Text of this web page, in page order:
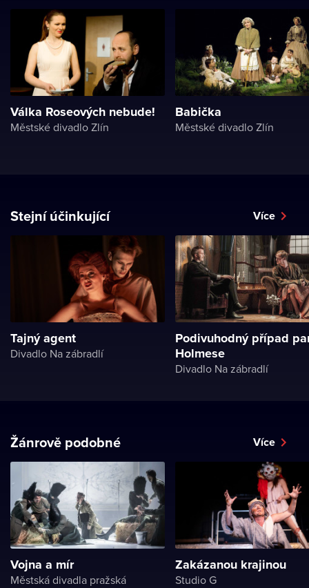
Válka Roseových nebude!
Městské divadlo Zlín
Babička
Městské divadlo Zlín
Stejní účinkující Více
Tajný agent
Divadlo Na zábradlí
Podivuhodný případ
Holmese
Divadlo Na zábradlí
Žánrově podobné Více
Vojna a mír
Městská divadla pražská
Zakázanou krajinou
Studio G